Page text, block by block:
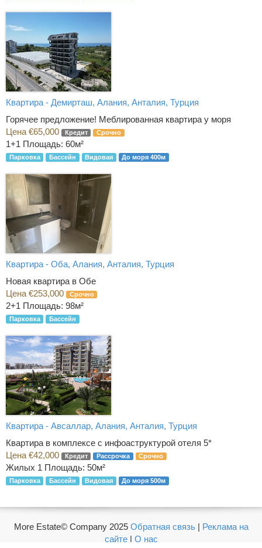
Квартира - Демирташ, Алания, Анталия, Турция
Горячее предложение! Меблированная квартира у моря
Цена €65,000
Кредит Срочно
1+1 Площадь: 60м²
Парковка Бассейн Видовая До моря 400м
Квартира - Оба, Алания, Анталия, Турция
Новая квартира в Обе
Цена €253,000
Срочно
2+1 Площадь: 98м²
Парковка Бассейн
Квартира - Авсаллар, Алания, Анталия, Турция
Квартира в комплексе с инфоаструктурой отеля 5*
Цена €42,000
Кредит Рассрочка Срочно
Жилых 1 Площадь: 50м²
Парковка Бассейн Видовая До моря 500м
More Estate© Company 2025 Обратная связь| Реклама на
сайте| О нас